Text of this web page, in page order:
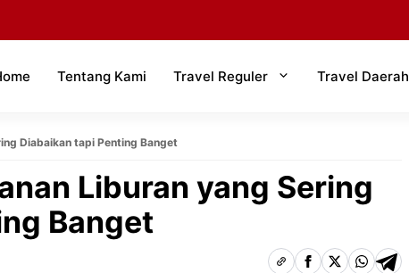
Tentang Kami Travel Reguler Travel Daerah
Diabaikan tapi Penting Banget
Liburan yang Sering
Banget